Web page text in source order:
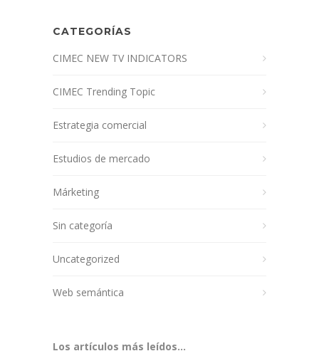
CATEGORÍAS
CIMEC NEW TV INDICATORS
CIMEC Trending Topic
Estrategia comercial
Estudios de mercado
Márketing
Sin categoría
Uncategorized
Web semántica
Los artículos más leídos...